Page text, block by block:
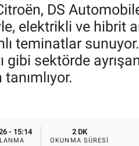
DS
elektrikli ve hibrit
teminatlar
gibi sektörde
- 15:14 2 DK
OKUNMA SÜRESI